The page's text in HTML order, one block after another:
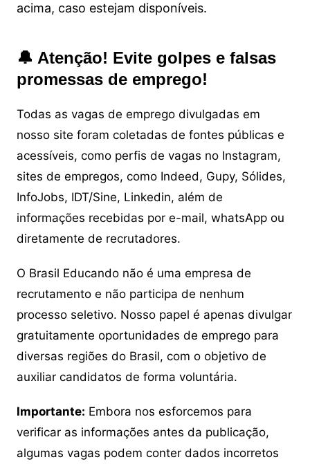
acima, caso estejam disponíveis.
🔔 Atenção! Evite golpes e falsas
promessas de emprego!
Todas as vagas de emprego divulgadas em
nosso site foram coletadas de fontes públicas e
acessíveis, como perfis de vagas no Instagram,
sites de empregos, como Indeed, Gupy, Sólides,
InfoJobs, IDT/Sine, Linkedin, além de
informações recebidas por e-mail, whatsApp ou
diretamente de recrutadores.
O Brasil Educando não é uma empresa de
recrutamento e não participa de nenhum
processo seletivo. Nosso papel é apenas divulgar
gratuitamente oportunidades de emprego para
diversas regiões do Brasil, com o objetivo de
auxiliar candidatos de forma voluntária.
Importante: Embora nos esforcemos para
verificar as informações antes da publicação,
algumas vagas podem conter dados incorretos